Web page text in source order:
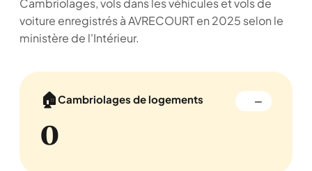
Cambriolages, vols dans les véhicules et vols de
voiture enregistrés à AVRECOURT en 2025 selon le
ministère de l'Intérieur.
🏠Cambriolages de logements —
0